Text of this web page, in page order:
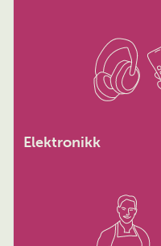
Elektronikk